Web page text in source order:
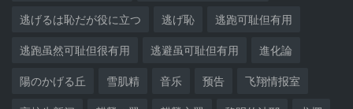
逃げるは恥だが役に立つ 逃げ恥 逃跑可耻但有用
逃跑虽然可耻但很有用 逃避虽可耻但有用 進化論
陽のかげる丘 雪肌精 音乐 预告 飞翔情报室